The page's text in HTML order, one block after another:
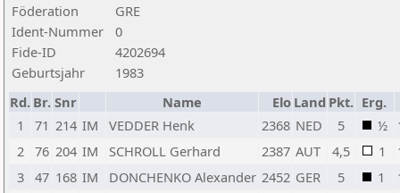
Föderation
GRE
Ident-Nummer
0
Fide-ID
4202694
Geburtsjahr
1983
Rd. Br. Snr Name Elo Land Pkt. Erg.
1
71 214 IM VEDDER Henk 2368 NED 5 ½
2
76 204 IM SCHROLL Gerhard 2387 AUT 4,5 1
3
47 168 IM DONCHENKO Alexander 2452 GER 5 1